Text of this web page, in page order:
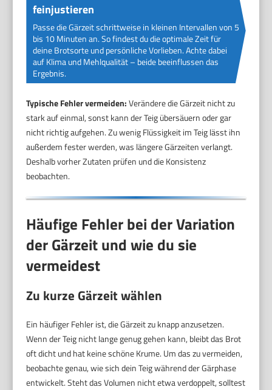
feinjustieren
Passe die Gärzeit schrittweise in kleinen Intervallen von 5
bis 10 Minuten an. So findest du die optimale Zeit für
deine Brotsorte und persönliche Vorlieben. Achte dabei
auf Klima und Mehlqualität – beide beeinflussen das
Ergebnis.
Typische Fehler vermeiden:Verändere die Gärzeit nicht zu
stark auf einmal, sonst kann der Teig übersäuern oder gar
nicht richtig aufgehen. Zu wenig Flüssigkeit im Teig lässt ihn
außerdem fester werden, was längere Gärzeiten verlangt.
Deshalb vorher Zutaten prüfen und die Konsistenz
beobachten.
Häufige Fehler bei der Variation
der Gärzeit und wie du sie
vermeidest
Zu kurze Gärzeit wählen
Ein häufiger Fehler ist, die Gärzeit zu knapp anzusetzen.
Wenn der Teig nicht lange genug gehen kann, bleibt das Brot
oft dicht und hat keine schöne Krume. Um das zu vermeiden,
beobachte genau, wie sich dein Teig während der Gärphase
entwickelt. Steht das Volumen nicht etwa verdoppelt, solltest